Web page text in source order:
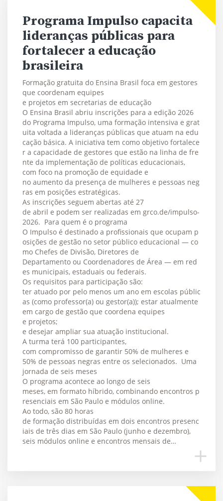
Programa Impulso capacita
lideranças públicas para
fortalecer a educação
brasileira
Formação gratuita do Ensina Brasil foca em gestores
que coordenam equipes
e projetos em secretarias de educação
O Ensina Brasil abriu inscrições para a edição 2026
do Programa Impulso, uma formação intensiva e grat
uita voltada a lideranças públicas que atuam na edu
cação básica. A iniciativa tem como objetivo fortalece
r a capacidade de gestores que estão na linha de fre
nte da implementação de políticas educacionais,
com foco na promoção de equidade e
no aumento da presença de mulheres e pessoas neg
ras em posições estratégicas.
As inscrições seguem abertas até 27
de abril e podem ser realizadas em grco.de/impulso-
2026. Para quem é o programa
O Impulso é destinado a profissionais que ocupam p
osições de gestão no setor público educacional — co
mo Chefes de Divisão, Diretores de
Departamento ou Coordenadores de Área — em red
es municipais, estaduais ou federais.
Os requisitos para participação são:
ter atuado por pelo menos um ano em escolas públic
as (como professor(a) ou gestor(a)); estar atualmente
em cargo de gestão que coordena equipes
e projetos;
e desejar ampliar sua atuação institucional.
A turma terá 100 participantes,
com compromisso de garantir 50% de mulheres e
50% de pessoas negras entre os selecionados. Uma
jornada de seis meses
O programa acontece ao longo de seis
meses, em formato híbrido, combinando encontros p
resenciais em São Paulo e módulos online.
Ao todo, são 80 horas
de formação distribuídas em dois encontros presenc
iais de três dias em São Paulo (junho e dezembro),
seis módulos online e encontros mensais de…